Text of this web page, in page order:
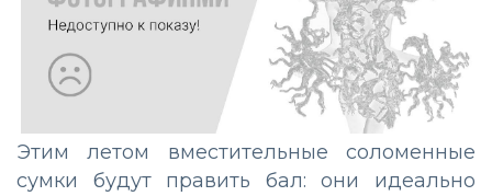
Этим летом вместительные соломенные
сумки будут править бал: они идеально